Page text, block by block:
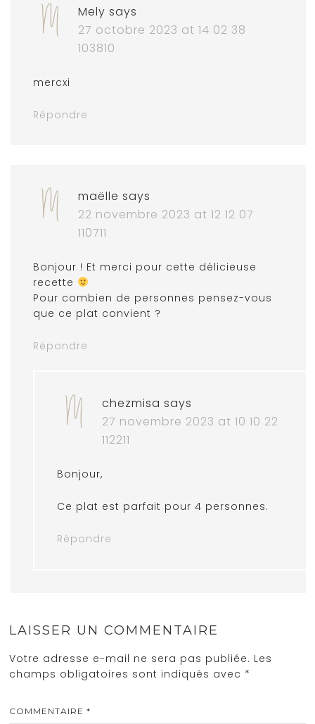
Mely says
27 octobre 2023 at 14 02 38
103810
mercxi
Répondre
maëlle says
22 novembre 2023 at 12 12 07
110711
Bonjour ! Et merci pour cette délicieuse
recette
Pour combien de personnes pensez-vous
que ce plat convient ?
Répondre
chezmisa says
27 novembre 2023 at 10 10 22
112211
Bonjour,
Ce plat est parfait pour 4 personnes.
Répondre
LAISSER UN COMMENTAIRE
Votre adresse e-mail ne sera pas publiée. Les
champs obligatoires sont indiqués avec *
COMMENTAIRE*